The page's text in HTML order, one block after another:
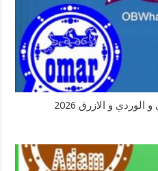
تنزيل واتساب عمر باذيب العنابي و الوردي و الازرق 2026